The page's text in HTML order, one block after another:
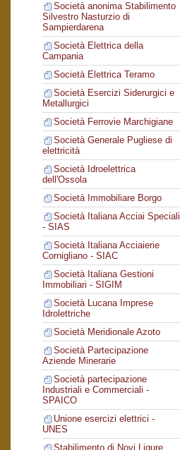
Società anonima Stabilimento
Silvestro Nasturzio di
Sampierdarena
Società Elettrica della
Campania
Società Elettrica Teramo
Società Esercizi Siderurgici e
Metallurgici
Società Ferrovie Marchigiane
Società Generale Pugliese di
elettricità
Società Idroelettrica
dell'Ossola
Società Immobiliare Borgo
Società Italiana Acciai Speciali
- SIAS
Società Italiana Acciaierie
Cornigliano - SIAC
Società Italiana Gestioni
Immobiliari - SIGIM
Società Lucana Imprese
Idrolettriche
Società Meridionale Azoto
Società Partecipazione
Aziende Minerarie
Società partecipazione
Industriali e Commerciali -
SPAICO
Unione esercizi elettrici -
UNES
Stabilimento di Novi Ligure